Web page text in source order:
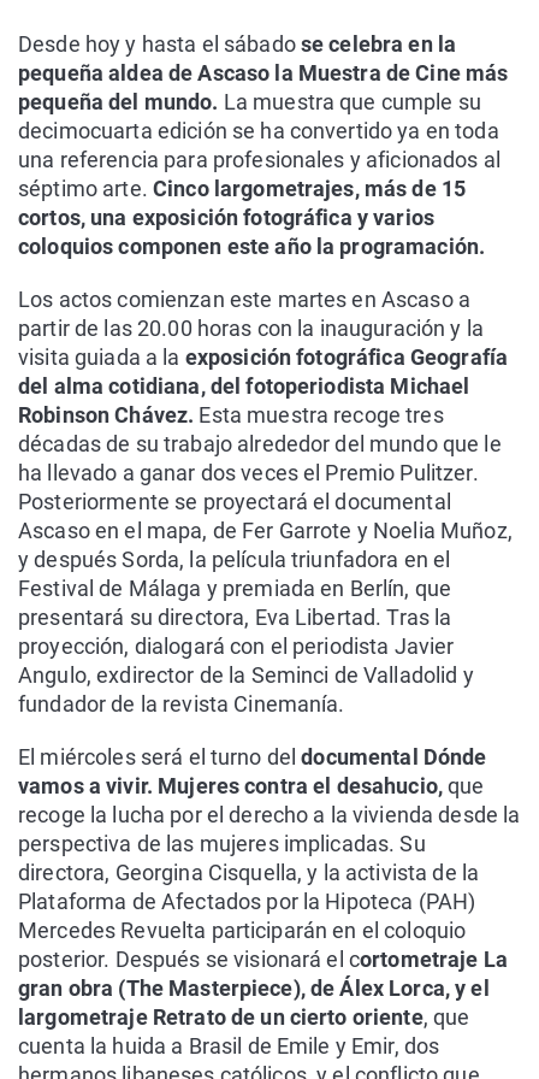
Desde hoy y hasta el sábadose celebra en la
pequeña aldea de Ascaso la Muestra de Cine más
pequeña del mundo. La muestra que cumple su
decimocuarta edición se ha convertido ya en toda
una referencia para profesionales y aficionados al
séptimo arte. Cinco largometrajes, más de 15
cortos, una exposición fotográfica y varios
coloquios componen este año la programación.
Los actos comienzan este martes en Ascaso a
partir de las 20.00 horas con la inauguración y la
visita guiada a la exposición fotográfica Geografía
del alma cotidiana, del fotoperiodista Michael
Robinson Chávez. Esta muestra recoge tres
décadas de su trabajo alrededor del mundo que le
ha llevado a ganar dos veces el Premio Pulitzer.
Posteriormente se proyectará el documental
Ascaso en el mapa, de Fer Garrote y Noelia Muñoz,
y después Sorda, la película triunfadora en el
Festival de Málaga y premiada en Berlín, que
presentará su directora, Eva Libertad. Tras la
proyección, dialogará con el periodista Javier
Angulo, exdirector de la Seminci de Valladolid y
fundador de la revista Cinemanía.
El miércoles será el turno del documental Dónde
vamos a vivir. Mujeres contra el desahucio,que
recoge la lucha por el derecho a la vivienda desde la
perspectiva de las mujeres implicadas. Su
directora, Georgina Cisquella, y la activista de la
Plataforma de Afectados por la Hipoteca (PAH)
Mercedes Revuelta participarán en el coloquio
posterior. Después se visionará el cortometraje La
gran obra (The Masterpiece), de Álex Lorca, y el
largometraje Retrato de un cierto oriente, que
cuenta la huida a Brasil de Emile y Emir, dos